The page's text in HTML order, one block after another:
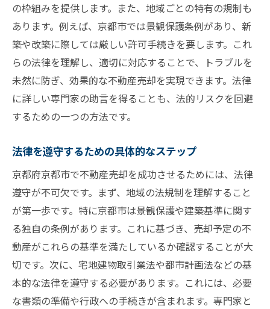
の枠組みを提供します。また、地域ごとの特有の規制も
あります。例えば、京都市では景観保護条例があり、新
築や改築に際しては厳しい許可手続きを要します。これ
らの法律を理解し、適切に対応することで、トラブルを
未然に防ぎ、効果的な不動産売却を実現できます。法律
に詳しい専門家の助言を得ることも、法的リスクを回避
するための一つの方法です。
法律を遵守するための具体的なステップ
京都府京都市で不動産売却を成功させるためには、法律
遵守が不可欠です。まず、地域の法規制を理解すること
が第一歩です。特に京都市は景観保護や建築基準に関す
る独自の条例があります。これに基づき、売却予定の不
動産がこれらの基準を満たしているか確認することが大
切です。次に、宅地建物取引業法や都市計画法などの基
本的な法律を遵守する必要があります。これには、必要
な書類の準備や行政への手続きが含まれます。専門家と